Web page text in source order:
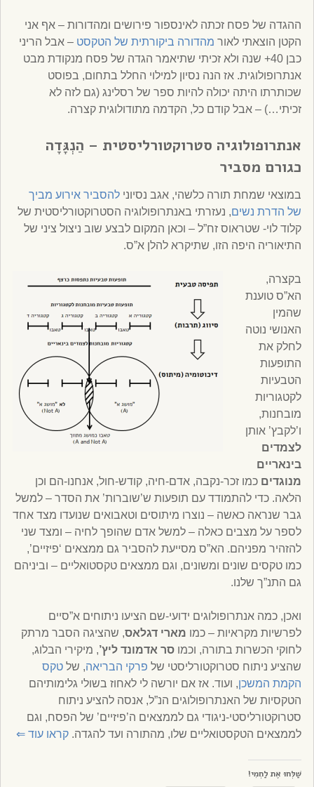
ההגדה של פסח זכתה לאינספור פירושים ומהדורות – אף אני
הקטן הוצאתי לאור מהדורה ביקורתית של הטקסט – אבל הריני
כבן 40+ שנה ולא זכיתי שתיאמר הגדה של פסח מנקודת מבט
אנתרופולוגית. אז הנה נסיון למילוי החלל בתחום, בפוסט
שכותרתו היתה יכולה להיות ספר של רסלינג (גם לזה לא
זכיתי…) – אבל קודם כל, הקדמה מתודולוגית קצרה.
אנתרופולוגיה סטרוקטורליסטית – הַנְגָּדָה
כגורם מסביר
במוצאי שמחת תורה כלשהי, אגב נסיונילהסביר אירוע מביך
של הדרת נשים, נעזרתי באנתרופולוגיה הסטרוקטורליסטית של
קלוד לוי- שטראוס זח”ל – וכאן המקום לבצע שוב ניצול ציני של
התיאוריה היפה הזו, שתיקרא להלן א”ס.
בקצרה,
הא”ס טוענת
שהמין
האנושי נוטה
לחלק את
התופעות
הטבעיות
לקטגוריות
מובחנות,
ו’לקבץ’ אותן
לצמדים
בינאריים
מנוגדים כמו זכר-נקבה, אדם-חיה, קודש-חול, אנחנו-הם וכן
הלאה. כדי להתמודד עם תופעות ש’שוברות’ את הסדר – למשל
גבר שנראה כאשה – נוצרו מיתוסים וטאבואים שנועדו מצד אחד
לספר על מצבים כאלה – למשל אדם שהופך לחיה – ומצד שני
להזהיר מפניהם. הא”ס מסייעת להסביר גם ממצאים ‘פיזיים’,
כמו טקסים שונים ומשונים, וגם ממצאים טקסטואליים – וביניהם
גם התנ”ך שלנו.
ואכן, כמה אנתרופולוגים ידועי-שם הציעו ניתוחים א”סיים
לפרשיות מקראיות – כמו מארי דגלאס, שהציגה הסבר מרתק
לחוקי הכשרות בתורה, וכמוסר אדמונד ליץ’, מיקירי הבלוג,
שהציע ניתוח סטרוקטורליסטי של פרקי הבריאה, שלטקס
הקמת המשכן, ועוד. אז אם יורשה לי לאחוז בשולי גלימותיהם
הטקסיות של האנתרופולוגים הנ”ל, אנסה להציע ניתוח
סטרוקטורליסטי-ניגודי גם לממצאים ה’פיזיים’ של הפסח, וגם
לממצאים הטקסטואליים שלו, מהתורה ועד להגדה.קראו עוד⇐
שַׁלְּחוּ אֶת לַחְמִי!